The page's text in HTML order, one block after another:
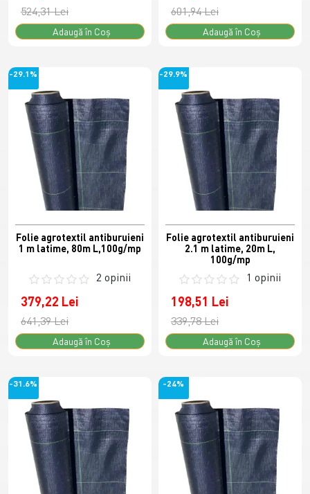
524,31 Lei
Adaugă în Coş
601,94 Lei
Adaugă în Coş
-29.1%
Folie agrotextil antiburuieni
1 m latime, 80m L,100g/mp
2 opinii
379,22 Lei
641,39 Lei
Adaugă în Coş
-29.9%
Folie agrotextil antiburuieni
2.1 m latime, 20m L,
100g/mp
1 opinii
198,51 Lei
339,78 Lei
Adaugă în Coş
-31.6% -24%